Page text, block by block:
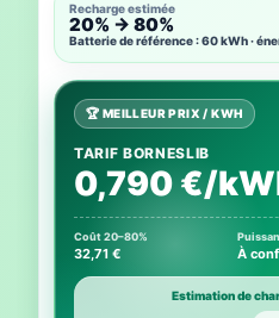
Recharge estimée
20% → 80%
Batterie de référence : 60 kWh ·
🏆 MEILLEUR PRIX / KWH
TARIF BORNESLIB
0,790 €/
Coût 20–80%
32,71 € À
Estimation de